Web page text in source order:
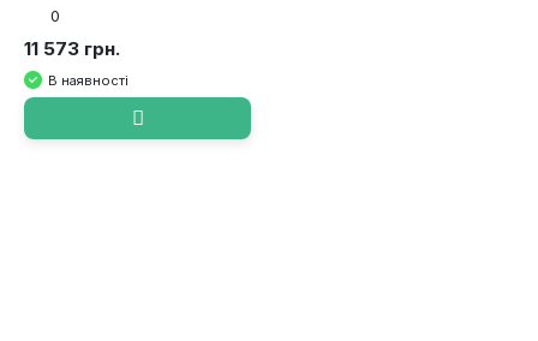
0
11 573 грн.
В наявності